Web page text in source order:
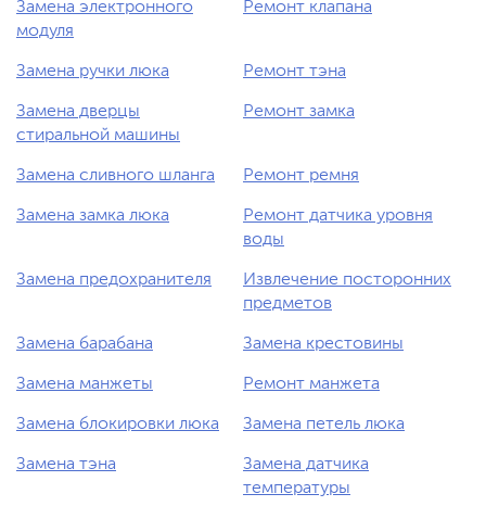
Замена электронного
модуля
Ремонт клапана
Замена ручки люка Ремонт тэна
Замена дверцы
стиральной машины
Ремонт замка
Замена сливного шланга Ремонт ремня
Замена замка люка
Ремонт датчика уровня
воды
Замена предохранителя
Извлечение посторонних
предметов
Замена барабана Замена крестовины
Замена манжеты Ремонт манжета
Замена блокировки люка Замена петель люка
Замена тэна
Замена датчика
температуры